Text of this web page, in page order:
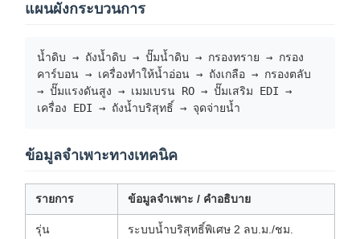
แผนผังกระบวนการ
น้ำดิบ → ถังน้ำดิบ → ปั๊มน้ำดิบ → กรองทราย → กรอง
คาร์บอน → เครื่องทำให้น้ำอ่อน → ถังเกลือ → กรองตลับ
→ ปั๊มแรงดันสูง → เมมเบรน RO → ปั๊มเสริม EDI →
เครื่อง EDI → ถังน้ำบริสุทธิ์ → จุดจ่ายน้ำ
ข้อมูลจำเพาะทางเทคนิค
รายการ ข้อมูลจำเพาะ / คำอธิบาย
รุ่น ระบบน้ำบริสุทธิ์พิเศษ 2 ลบ.ม./ชม.